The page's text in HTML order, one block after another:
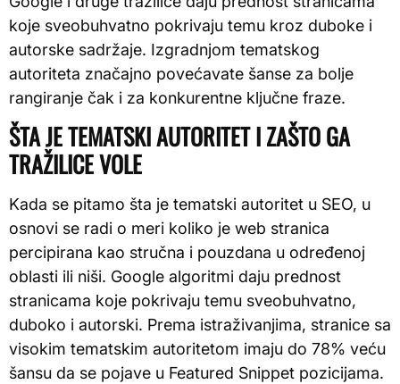
koje sveobuhvatno pokrivaju temu kroz duboke i
autorske sadržaje. Izgradnjom tematskog
autoriteta značajno povećavate šanse za bolje
rangiranje čak i za konkurentne ključne fraze.
ŠTA JE TEMATSKI AUTORITET I ZAŠTO GA
TRAŽILICE VOLE
Kada se pitamo šta je tematski autoritet u SEO, u
osnovi se radi o meri koliko je web stranica
percipirana kao stručna i pouzdana u određenoj
oblasti ili niši. Google algoritmi daju prednost
stranicama koje pokrivaju temu sveobuhvatno,
duboko i autorski. Prema istraživanjima, stranice sa
visokim tematskim autoritetom imaju do 78% veću
šansu da se pojave u Featured Snippet pozicijama.